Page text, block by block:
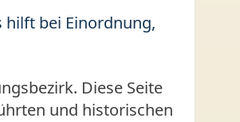
hilft bei Einordnung,
Diese Seite
und historischen